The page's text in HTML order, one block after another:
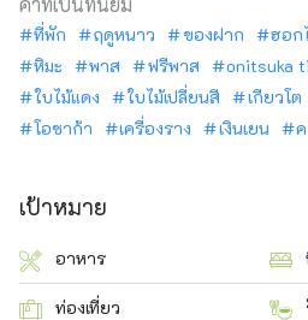
ที่พัก ฤดูหนาว ของฝาก ฮอก
หิมะ
พาส ฟรีพาส onitsuka
ใบไม้แดง
ใบไม้เปลี่ยนสี เกียวโต
โอซาก้า
เครื่องราง เงินเยน
เป้าหมาย
อาหาร
ท่องเที่ยว